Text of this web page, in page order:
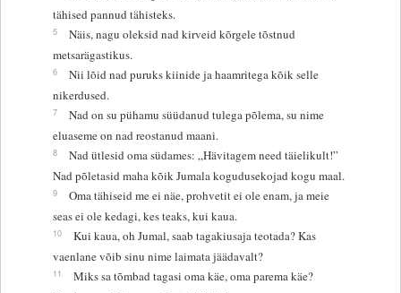
tähised pannud tähisteks.
5
Näis, nagu oleksid nad kirveid kõrgele tõstnud
metsarägastikus.
6
Nii lõid nad puruks kiinide ja haamritega kõik selle
nikerdused.
7
Nad on su pühamu süüdanud tulega põlema, su nime
eluaseme on nad reostanud maani.
8
Nad ütlesid oma südames: „Hävitagem need täielikult!”
Nad põletasid maha kõik Jumala kogudusekojad kogu maal.
9
Oma tähiseid me ei näe, prohvetit ei ole enam, ja meie
seas ei ole kedagi, kes teaks, kui kaua.
10
Kui kaua, oh Jumal, saab tagakiusaja teotada? Kas
vaenlane võib sinu nime laimata jäädavalt?
11
Miks sa tõmbad tagasi oma käe, oma parema käe?